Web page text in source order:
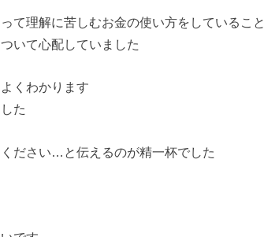
て理解に苦しむお金の使い方をしていること
いて心配していました
くわかります
た
ください… と伝えるのが精一杯でした